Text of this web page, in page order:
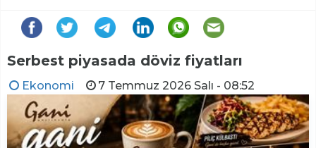
Serbest piyasada döviz fiyatları
Ekonomi 7 Temmuz 2026 Salı - 08:52